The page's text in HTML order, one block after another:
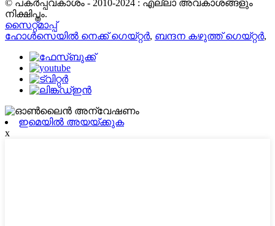
© പകർപ്പവകാശം - 2010-2024 : എല്ലാ അവകാശങ്ങളും
നിക്ഷിപ്തം.
സൈറ്റ്മാപ്പ്
ഹോൾസെയിൽ നെക്ക് ഗെയ്റ്റർ, ബന്ദന കഴുത്ത് ഗെയ്റ്റർ,
ഇമെയിൽ അയയ്ക്കുക
x